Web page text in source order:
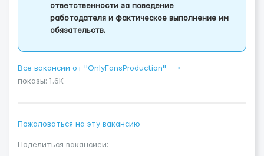
ответственности за поведение
работодателя и фактическое выполнение им
обязательств.
Все вакансии от "OnlyFansProduction" ⟶
показы: 1.6K
Пожаловаться на эту вакансию
Поделиться вакансией: